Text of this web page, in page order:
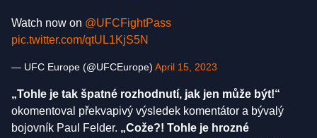
Watch now on @UFCFightPass
pic.twitter.com/qtUL1KjS5N
— UFC Europe (@UFCEurope) April 15, 2023
„Tohle je tak špatné rozhodnutí, jak jen může být!“
okomentoval překvapivý výsledek komentátor a bývalý
bojovník Paul Felder. „Cože?! Tohle je hrozné